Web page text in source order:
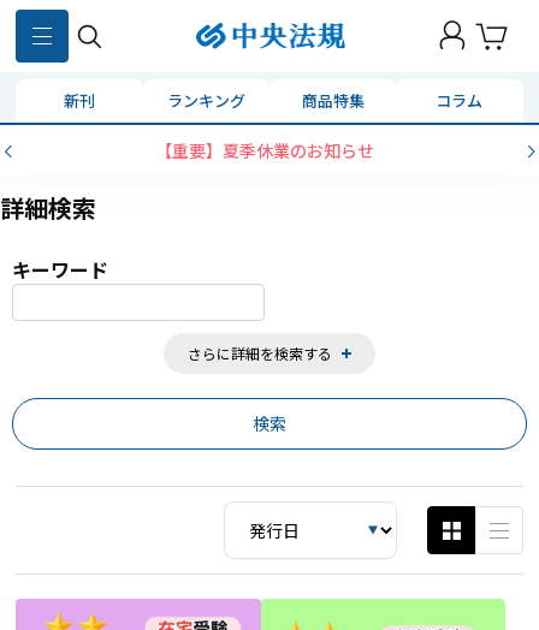
新刊 ランキング 商品特集 コラム
【重要】夏季休業のお知らせ
詳細検索
キーワード
さらに詳細を検索する
859